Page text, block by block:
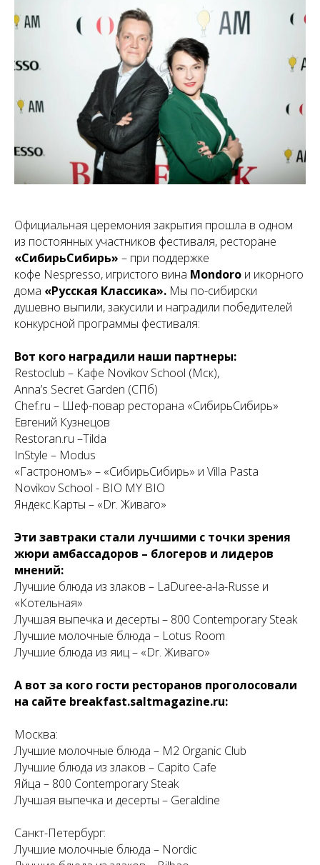
Официальная церемония закрытия прошла в одном
из постоянных участников фестиваля, ресторане
«СибирьСибирь» – при поддержке
кофе Nespresso, игристого вина Mondoro и икорного
дома «Русская Классика». Мы по-сибирски
душевно выпили, закусили и наградили победителей
конкурсной программы фестиваля:
Вот кого наградили наши партнеры:
Restoclub – Кафе Novikov School (Мск),
Anna’s Secret Garden (СПб)
Chef.ru – Шеф-повар ресторана «СибирьСибирь»
Евгений Кузнецов
Restoran.ru –Tilda
InStyle – Modus
«Гастрономъ» – «СибирьСибирь» и Villa Pasta
Novikov School - BIO MY BIO
Яндекс.Карты – «Dr. Живаго»
Эти завтраки стали лучшими с точки зрения
жюри амбассадоров – блогеров и лидеров
мнений:
Лучшие блюда из злаков – LaDuree-a-la-Russe и
«Котельная»
Лучшая выпечка и десерты – 800 Contemporary Steak
Лучшие молочные блюда – Lotus Room
Лучшие блюда из яиц – «Dr. Живаго»
А вот за кого гости ресторанов проголосовали
на сайте breakfast.saltmagazine.ru:
Москва:
Лучшие молочные блюда – M2 Organic Club
Лучшие блюда из злаков – Capito Cafe
Яйца – 800 Contemporary Steak
Лучшая выпечка и десерты – Geraldine
Санкт-Петербург:
Лучшие молочные блюда – Nordic